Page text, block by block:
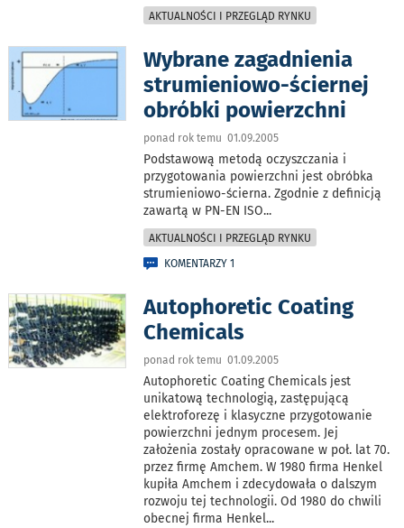
AKTUALNOŚCI I PRZEGLĄD RYNKU
Wybrane zagadnienia
strumieniowo-ściernej
obróbki powierzchni
ponad rok temu 01.09.2005
Podstawową metodą oczyszczania i
przygotowania powierzchni jest obróbka
strumieniowo-ścierna. Zgodnie z definicją
zawartą w PN-EN ISO...
AKTUALNOŚCI I PRZEGLĄD RYNKU
KOMENTARZY 1
Autophoretic Coating
Chemicals
ponad rok temu 01.09.2005
Autophoretic Coating Chemicals jest
unikatową technologią, zastępującą
elektroforezę i klasyczne przygotowanie
powierzchni jednym procesem. Jej
założenia zostały opracowane w poł. lat 70.
przez firmę Amchem. W 1980 firma Henkel
kupiła Amchem i zdecydowała o dalszym
rozwoju tej technologii. Od 1980 do chwili
obecnej firma Henkel...